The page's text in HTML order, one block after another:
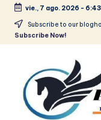
Saltar
vie., 7 ago. 2026 -
Subscribe to our
Subscribe Now!